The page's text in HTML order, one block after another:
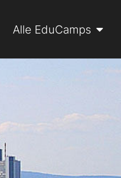
Alle EduCamps